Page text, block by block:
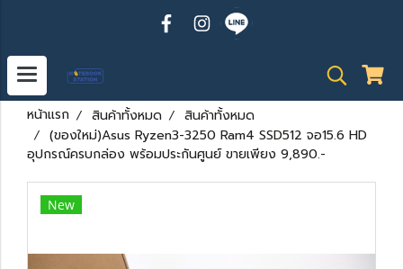
หน้าแรก สินค้าทั้งหมด
สินค้าทั้งหมด
(ของใหม่)Asus Ryzen3-3250 Ram4 SSD512 จอ15.6 HD
อุปกรณ์ครบกล่อง พร้อมประกันศูนย์ ขายเพียง 9,890.-
New